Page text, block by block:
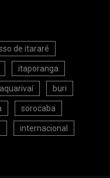
de itararé
itaporanga
buri
sorocaba
internacional